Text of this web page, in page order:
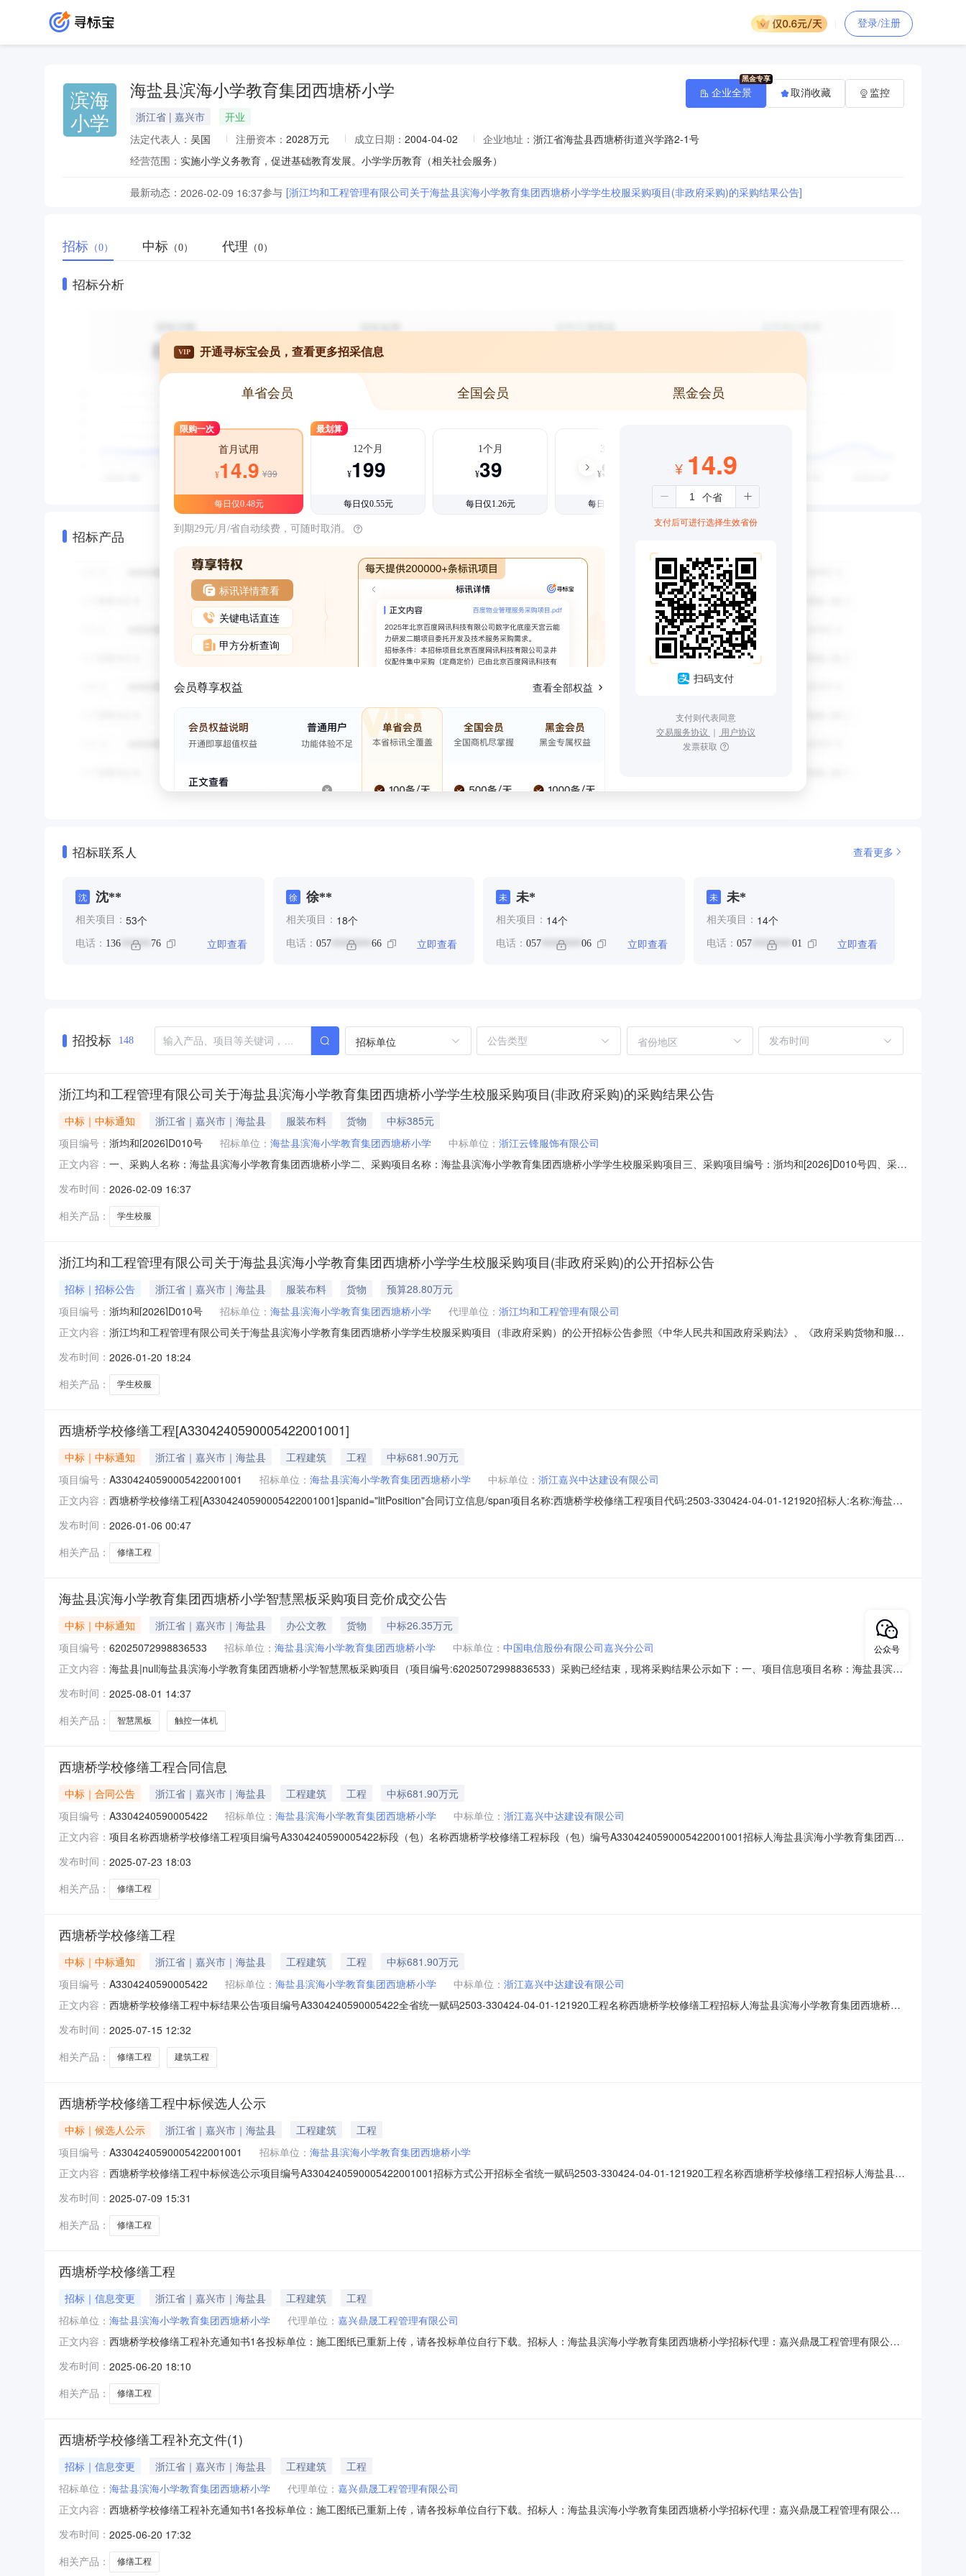
登录/注册
滨海
小学
海盐县滨海小学教育集团西塘桥小学
浙江省 | 嘉兴市
开业
法定代表人： 吴国 注册资本： 2028万元 成立日期： 2004-04-02 企业地址： 浙江省海盐县西塘桥街道兴学路2-1号
经营范围： 实施小学义务教育，促进基础教育发展。小学学历教育（相关社会服务）
最新动态： 2026-02-09 16:37参与 [浙江均和工程管理有限公司关于海盐县滨海小学教育集团西塘桥小学学生校服采购项目(非政府采购)的采购结果公告]
企业全景 取消收藏 监控
招标 （0） 中标 （0） 代理 （0）
招标分析
招标产品
VIP 开通寻标宝会员，查看更多招采信息
单省会员 全国会员 黑金会员
限购一次
首月试用
¥14.9 ¥39
每日仅0.48元
最划算
12个月
¥199
每日仅0.55元
1个月
¥39
每日仅1.26元
3个月
¥99
每日仅1.08元
到期29元/月/省自动续费，可随时取消。
标讯详情查看
关键电话直连
甲方分析查询
会员尊享权益 查看全部权益
¥ 14.9
支付后可进行选择生效省份
扫码支付
支付则代表同意
交易服务协议 ｜ 用户协议
发票获取
招标联系人 查看更多
沈 沈**
相关项目： 53个
电话： 136 ****** 76 立即查看
徐 徐**
相关项目： 18个
电话： 057 ******** 66 立即查看
未 未*
相关项目： 14个
电话： 057 ******** 06 立即查看
未 未*
相关项目： 14个
电话： 057 ******** 01 立即查看
招投标 148 招标单位 省份地区
浙江均和工程管理有限公司关于海盐县滨海小学教育集团西塘桥小学学生校服采购项目(非政府采购)的采购结果公告
中标｜中标通知 浙江省｜嘉兴市｜海盐县 服装布料 货物
中标385元
项目编号： 浙均和[2026]D010号 招标单位： 海盐县滨海小学教育集团西塘桥小学 中标单位： 浙江云锋服饰有限公司
正文内容： 一、采购人名称：海盐县滨海小学教育集团西塘桥小学二、采购项目名称：海盐县滨海小学教育集团西塘桥小学学生校服采购项目三、采购项目编号：浙均和[2026]D010号四、采购
供应商地址1385元/人浙江云锋服饰有限公司浙江省宁波市奉化区岳林街道恒峰路25号（1-3楼一幢）九、其他事项：各参加政府采购活动的供应商认为该中标结果和采购过程等使自
己的权益
发布时间： 2026-02-09 16:37
相关产品：
学生校服
浙江均和工程管理有限公司关于海盐县滨海小学教育集团西塘桥小学学生校服采购项目(非政府采购)的公开招标公告
招标｜招标公告 浙江省｜嘉兴市｜海盐县 服装布料 货物
预算28.80万元
项目编号： 浙均和[2026]D010号 招标单位： 海盐县滨海小学教育集团西塘桥小学 代理单位： 浙江均和工程管理有限公司
正文内容： 浙江均和工程管理有限公司关于海盐县滨海小学教育集团西塘桥小学学生校服采购项目（非政府采购）的公开招标公告参照《中华人民共和国政府采购法》、《政府采购货物和服务
团西塘桥小学学生校服采购项目进行公开招标采购，欢迎国内合格的供应商前来投标：一、招标编号：浙均和[2026]D010号二、采购组织类型：分散采购委托代理三、采购类型：公
开招标（非政府采购）四、招标内容：标
发布时间： 2026-01-20 18:24
相关产品：
学生校服
西塘桥学校修缮工程[A3304240590005422001001]
中标｜中标通知 浙江省｜嘉兴市｜海盐县 工程建筑 工程
中标681.90万元
项目编号： A3304240590005422001001 招标单位： 海盐县滨海小学教育集团西塘桥小学 中标单位： 浙江嘉兴中达建设有限公司
正文内容： 西塘桥学校修缮工程[A3304240590005422001001]spanid="litPosition"合同订立信息/span项目名称:西塘桥学校修缮工程项目代码:2503-330424-04-01-121920招标人:名称:海盐县
86815538电话:0573-86038867标段（包）名称:西塘桥学校修缮工程标段（包）编号:A330
发布时间： 2026-01-06 00:47
相关产品：
修缮工程
海盐县滨海小学教育集团西塘桥小学智慧黑板采购项目竞价成交公告
中标｜中标通知 浙江省｜嘉兴市｜海盐县 办公文教 货物
中标26.35万元
项目编号： 62025072998836533 招标单位： 海盐县滨海小学教育集团西塘桥小学 中标单位： 中国电信股份有限公司嘉兴分公司
正文内容： 海盐县|null海盐县滨海小学教育集团西塘桥小学智慧黑板采购项目（项目编号:62025072998836533）采购已经结束，现将采购结果公示如下：一、项目信息项目名称：海盐县滨海
名称：海盐县报价起止时间：2025-07-2913:42-2025-08-0111:30二、采购单位信息采购单位名称：海盐县滨海小学教育集团西塘桥小学采购
发布时间： 2025-08-01 14:37
相关产品：
智慧黑板 触控一体机
西塘桥学校修缮工程合同信息
中标｜合同公告 浙江省｜嘉兴市｜海盐县 工程建筑 工程
中标681.90万元
项目编号： A3304240590005422 招标单位： 海盐县滨海小学教育集团西塘桥小学 中标单位： 浙江嘉兴中达建设有限公司
正文内容： 项目名称西塘桥学校修缮工程项目编号A3304240590005422标段（包）名称西塘桥学校修缮工程标段（包）编号A3304240590005422001001招标人海盐县滨海小学教育集团西塘
变更信息
发布时间： 2025-07-23 18:03
相关产品：
修缮工程
西塘桥学校修缮工程
中标｜中标通知 浙江省｜嘉兴市｜海盐县 工程建筑 工程
中标681.90万元
项目编号： A3304240590005422 招标单位： 海盐县滨海小学教育集团西塘桥小学 中标单位： 浙江嘉兴中达建设有限公司
正文内容： 西塘桥学校修缮工程中标结果公告项目编号A3304240590005422全省统一赋码2503-330424-04-01-121920工程名称西塘桥学校修缮工程招标人海盐县滨海小学教育集团西塘桥小
中标单位浙江嘉兴中达建设有限公司中标价格6818994.00元工期35日历天承诺完成质量符合现行国家有关工程施工验收规范和标准的合格工程要求响应招标文件资格能力条件建筑
发布时间： 2025-07-15 12:32
相关产品：
修缮工程 建筑工程
西塘桥学校修缮工程中标候选人公示
中标｜候选人公示 浙江省｜嘉兴市｜海盐县 工程建筑
工程
项目编号： A3304240590005422001001 招标单位： 海盐县滨海小学教育集团西塘桥小学
正文内容： 西塘桥学校修缮工程中标候选公示项目编号A3304240590005422001001招标方式公开招标全省统一赋码2503-330424-04-01-121920工程名称西塘桥学校修缮工程招标人海盐县滨
集团有限公司秦山伟业建设集团有限公司浙江嘉盐建设有限公司浙江秦核环境建设有限公司浙江嘉兴中达建设有限公司投标报价(元)6841726.006844600.0068
发布时间： 2025-07-09 15:31
相关产品：
修缮工程
西塘桥学校修缮工程
招标｜信息变更 浙江省｜嘉兴市｜海盐县 工程建筑
工程
招标单位： 海盐县滨海小学教育集团西塘桥小学 代理单位： 嘉兴鼎晟工程管理有限公司
正文内容： 西塘桥学校修缮工程补充通知书1各投标单位：施工图纸已重新上传，请各投标单位自行下载。招标人：海盐县滨海小学教育集团西塘桥小学招标代理：嘉兴鼎晟工程管理有限公司
招标人：海盐县滨海小学教育集团西塘桥小学招标代理：嘉兴鼎晟工程管理有限公司日期：2025年6月20日西塘桥学校修缮工程补充通知书1各投标单位：旃工图纸已重新上传，请
各投标单位目行下软。招标
发布时间： 2025-06-20 18:10
相关产品：
修缮工程
西塘桥学校修缮工程补充文件(1)
招标｜信息变更 浙江省｜嘉兴市｜海盐县 工程建筑
工程
招标单位： 海盐县滨海小学教育集团西塘桥小学 代理单位： 嘉兴鼎晟工程管理有限公司
正文内容： 西塘桥学校修缮工程补充通知书1各投标单位：施工图纸已重新上传，请各投标单位自行下载。招标人：海盐县滨海小学教育集团西塘桥小学招标代理：嘉兴鼎晟工程管理有限公司
西塘桥小学招标代理：嘉兴鼎晟工程管理有限公司日期：2025年6月20日
发布时间： 2025-06-20 17:32
相关产品：
修缮工程
公众号